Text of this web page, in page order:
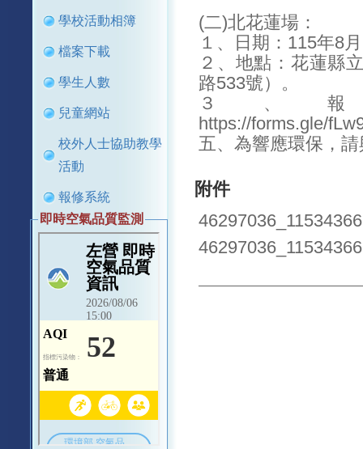
學校活動相簿
檔案下載
學生人數
兒童網站
校外人士協助教學
活動
報修系統
即時空氣品質監測
(二)北花蓮場：
１、日期：115年8
２、地點：花蓮縣
路533號）。
３、
https://forms.gle/
五、為響應環保，
附件